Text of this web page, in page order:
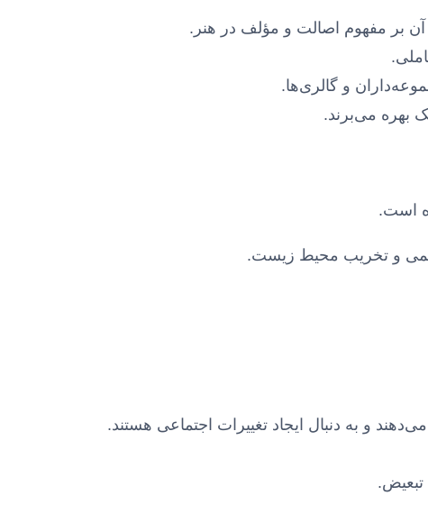
بر مفهوم اصالت و مؤلف در هنر.
و گالری‌ها.
بهره می‌برند.
است.
و تخریب محیط زیست.
و به دنبال ایجاد تغییرات اجتماعی هستند.
تبعیض.